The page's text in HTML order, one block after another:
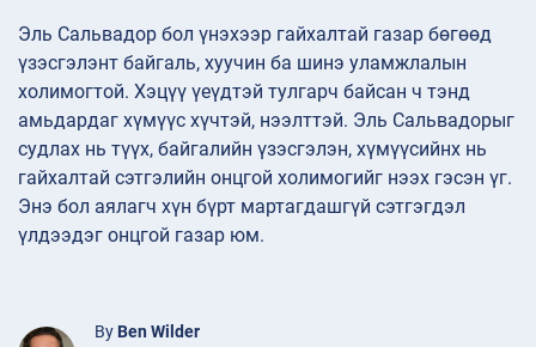
Эль Сальвадор бол үнэхээр гайхалтай газар бөгөөд
үзэсгэлэнт байгаль, хуучин ба шинэ уламжлалын
холимогтой. Хэцүү үеүдтэй тулгарч байсан ч тэнд
амьдардаг хүмүүс хүчтэй, нээлттэй. Эль Сальвадорыг
судлах нь түүх, байгалийн үзэсгэлэн, хүмүүсийнх нь
гайхалтай сэтгэлийн онцгой холимогийг нээх гэсэн үг.
Энэ бол аялагч хүн бүрт мартагдашгүй сэтгэгдэл
үлдээдэг онцгой газар юм.
By Ben Wilder